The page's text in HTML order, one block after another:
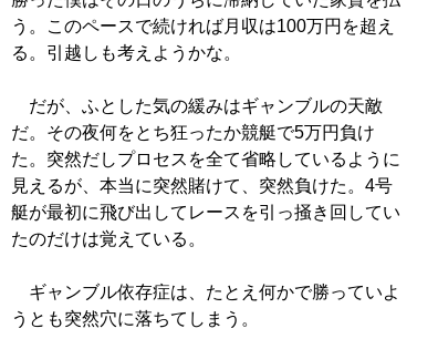
う。このペースで続ければ月収は100万円を超え
る。引越しも考えようかな。
だが、ふとした気の緩みはギャンブルの天敵
だ。その夜何をとち狂ったか競艇で5万円負け
た。突然だしプロセスを全て省略しているように
見えるが、本当に突然賭けて、突然負けた。4号
艇が最初に飛び出してレースを引っ掻き回してい
たのだけは覚えている。
ギャンブル依存症は、たとえ何かで勝っていよ
うとも突然穴に落ちてしまう。